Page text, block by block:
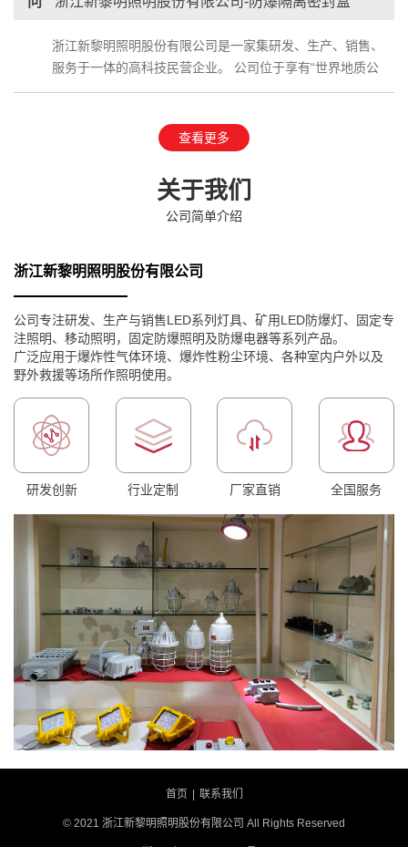
浙江新黎明照明股份有限公司是一家集研发、生产、销售、
服务于一体的高科技民营企业。 公司位于享有“世界地质公
园”、国家AAAAA级…
查看更多
关于我们
公司简单介绍
浙江新黎明照明股份有限公司
公司专注研发、生产与销售LED系列灯具、矿用LED防爆灯、固定专
注照明、移动照明，固定防爆照明及防爆电器等系列产品。
广泛应用于爆炸性气体环境、爆炸性粉尘环境、各种室内户外以及
野外救援等场所作照明使用。
研发创新 行业定制 厂家直销 全国服务
首页 联系我们
© 2021 浙江新黎明照明股份有限公司 All Rights Reserved